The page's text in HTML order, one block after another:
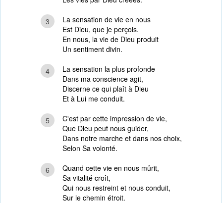
3
La sensation de vie en nous
Est Dieu, que je perçois.
En nous, la vie de Dieu produit
Un sentiment divin.
4
La sensation la plus profonde
Dans ma conscience agit,
Discerne ce qui plaît à Dieu
Et à Lui me conduit.
5
C'est par cette impression de vie,
Que Dieu peut nous guider,
Dans notre marche et dans nos choix,
Selon Sa volonté.
6
Quand cette vie en nous mûrit,
Sa vitalité croît,
Qui nous restreint et nous conduit,
Sur le chemin étroit.